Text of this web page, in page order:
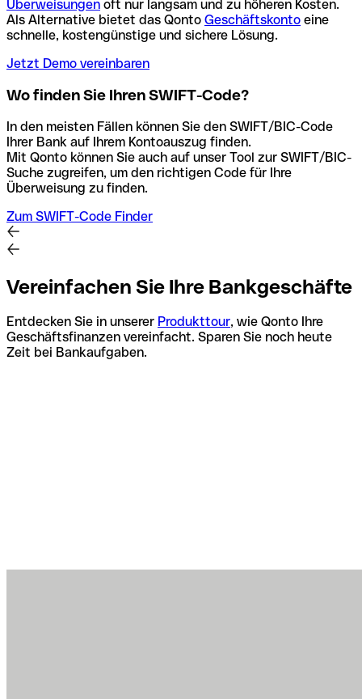
Überweisungen oft nur langsam und zu höheren Kosten.
Als Alternative bietet das Qonto Geschäftskonto eine
schnelle, kostengünstige und sichere Lösung.
Jetzt Demo vereinbaren
Wo finden Sie Ihren SWIFT-Code?
In den meisten Fällen können Sie den SWIFT/BIC-Code
Ihrer Bank auf Ihrem Kontoauszug finden.
Mit Qonto können Sie auch auf unser Tool zur SWIFT/BIC-
Suche zugreifen, um den richtigen Code für Ihre
Überweisung zu finden.
Zum SWIFT-Code Finder
Vereinfachen Sie Ihre Bankgeschäfte
Entdecken Sie in unserer Produkttour, wie Qonto Ihre
Geschäftsfinanzen vereinfacht. Sparen Sie noch heute
Zeit bei Bankaufgaben.